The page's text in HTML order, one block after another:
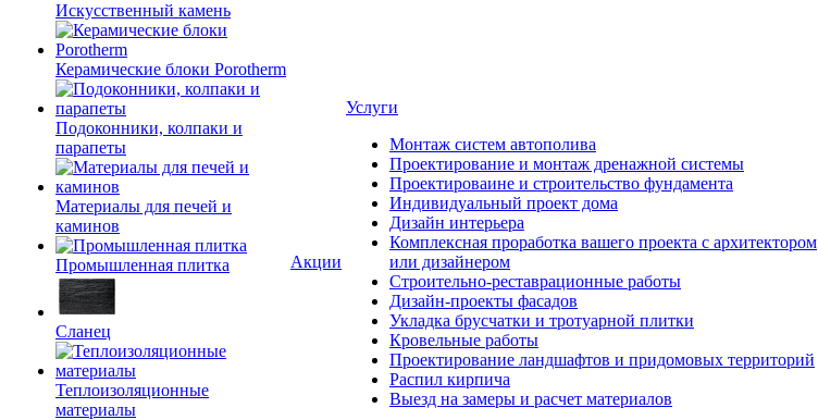
Искусственный камень
Керамические блоки Porotherm
Подоконники, колпаки и
парапеты
Материалы для печей и
каминов
Промышленная плитка
Сланец
Теплоизоляционные
материалы
Акции
Услуги
Монтаж систем автополива
Проектирование и монтаж дренажной системы
Проектироваине и строительство фундамента
Индивидуальный проект дома
Дизайн интерьера
Комплексная проработка вашего проекта с архитектором
или дизайнером
Строительно-реставрационные работы
Дизайн-проекты фасадов
Укладка брусчатки и тротуарной плитки
Кровельные работы
Проектирование ландшафтов и придомовых территорий
Распил кирпича
Выезд на замеры и расчет материалов